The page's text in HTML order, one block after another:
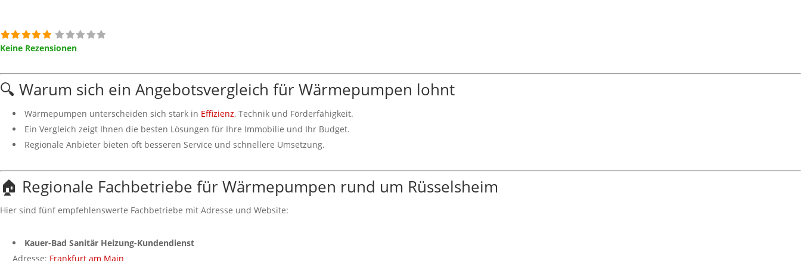
Keine Rezensionen
🔍 Warum sich ein Angebotsvergleich für Wärmepumpen lohnt
Wärmepumpen unterscheiden sich stark in Effizienz, Technik und Förderfähigkeit.
Ein Vergleich zeigt Ihnen die besten Lösungen für Ihre Immobilie und Ihr Budget.
Regionale Anbieter bieten oft besseren Service und schnellere Umsetzung.
🏠 Regionale Fachbetriebe für Wärmepumpen rund um Rüsselsheim
Hier sind fünf empfehlenswerte Fachbetriebe mit Adresse und Website:
Kauer-Bad Sanitär Heizung-Kundendienst
Adresse: Frankfurt am Main